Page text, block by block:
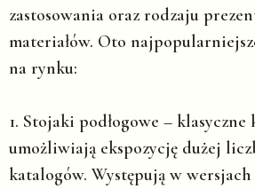
zastosowania oraz rodzaju
materiałów. Oto
na rynku:
1. Stojaki podłogowe – klasyczne
umożliwiają ekspozycję dużej
katalogów. Występują w